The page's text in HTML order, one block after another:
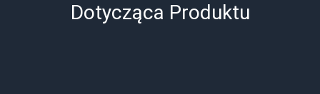
Dotycząca Produktu